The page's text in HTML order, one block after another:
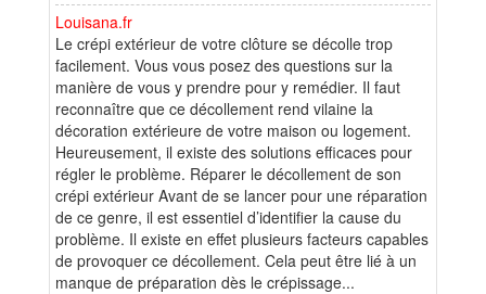
Louisana.fr
Le crépi extérieur de votre clôture se décolle trop
facilement. Vous vous posez des questions sur la
manière de vous y prendre pour y remédier. Il faut
reconnaître que ce décollement rend vilaine la
décoration extérieure de votre maison ou logement.
Heureusement, il existe des solutions efficaces pour
régler le problème. Réparer le décollement de son
crépi extérieur Avant de se lancer pour une réparation
de ce genre, il est essentiel d’identifier la cause du
problème. Il existe en effet plusieurs facteurs capables
de provoquer ce décollement. Cela peut être lié à un
manque de préparation dès le crépissage...